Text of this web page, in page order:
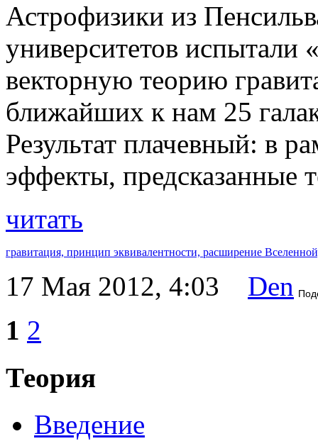
Астрофизики из
университетов испытали
векторную теорию
ближайших к нам 25
Результат плачевный: в
эффекты, предсказанные
читать
гравитация, принцип эквивалентности, расширение
17 Мая 2012, 4:03 Den
1 2
Теория
Введение